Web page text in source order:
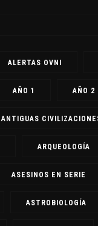
ALERTAS OVNI
AÑO 1 AÑO 2
ANTIGUAS
ARQUEOLOGÍA
ASESINOS EN SERIE
ASTROBIOLOGÍA